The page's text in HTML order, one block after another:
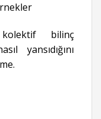
bilinç
yansıdığını